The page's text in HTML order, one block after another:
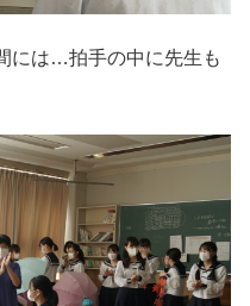
には…拍手の中に先生も